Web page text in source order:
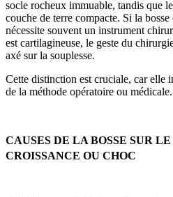
socle rocheux immuable, tandis que
couche de terre compacte. Si la bosse
nécessite souvent un instrument
est cartilagineuse, le geste du
axé sur la souplesse.
Cette distinction est cruciale, car elle
de la méthode opératoire ou médicale.
CAUSES DE LA BOSSE SUR
CROISSANCE OU CHOC